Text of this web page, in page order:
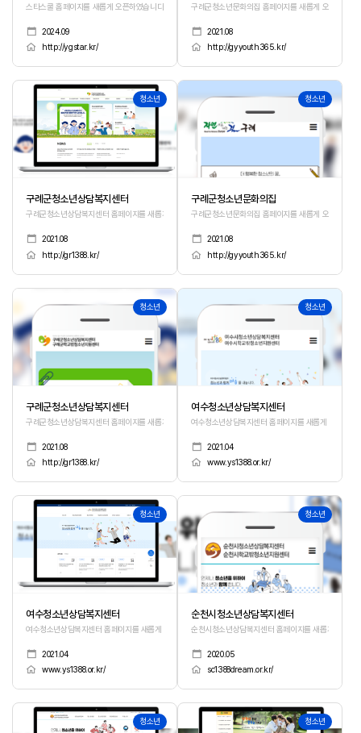
스타스쿨 홈페이지를 새롭게 오픈하였습니다.
2024.09
http://ygstar.kr/
구례군청소년문화의집 홈페이지를 새롭게 오픈하였습
2021.08
http://gyyouth365.kr/
청소년
구례군청소년상담복지센터
구례군청소년상담복지센터 홈페이지를 새롭게 오픈하였습니다.
2021.08
http://gr1388.kr/
청소년
구례군청소년문화의집
구례군청소년문화의집 홈페이지를 새롭게 오픈하였습
2021.08
http://gyyouth365.kr/
청소년
구례군청소년상담복지센터
구례군청소년상담복지센터 홈페이지를 새롭게 오픈하였습니다.
2021.08
http://gr1388.kr/
청소년
여수청소년상담복지센터
여수청소년상담복지센터 홈페이지를 새롭게 오픈하였
2021.04
www.ys1388.or.kr/
청소년
여수청소년상담복지센터
여수청소년상담복지센터 홈페이지를 새롭게 오픈하였습니다.
2021.04
www.ys1388.or.kr/
청소년
순천시청소년상담복지센터
순천시청소년상담복지센터 홈페이지를 새롭게 오픈하
2020.05
sc1388dream.or.kr/
청소년 청소년